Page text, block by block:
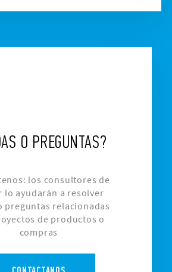
O PREGUNTAS?
los consultores de
lo ayudarán a resolver
preguntas relacionadas
de productos o
compras